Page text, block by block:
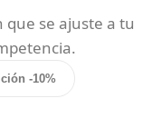
que se ajuste a tu
-10%